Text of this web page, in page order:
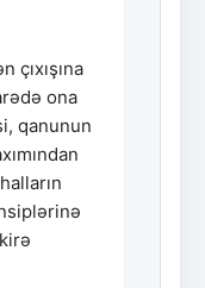
çıxışına
ona
qanunun